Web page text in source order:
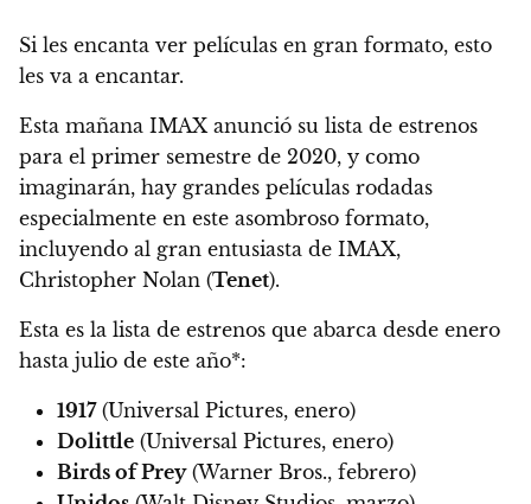
Si les encanta ver películas en gran formato, esto
les va a encantar.
Esta mañana IMAX anunció su lista de estrenos
para el primer semestre de 2020, y como
imaginarán, hay grandes películas rodadas
especialmente en este asombroso formato,
incluyendo al gran entusiasta de IMAX,
Christopher Nolan (Tenet).
Esta es la lista de estrenos que abarca desde enero
hasta julio de este año*:
1917(Universal Pictures, enero)
Dolittle (Universal Pictures, enero)
Birds of Prey(Warner Bros., febrero)